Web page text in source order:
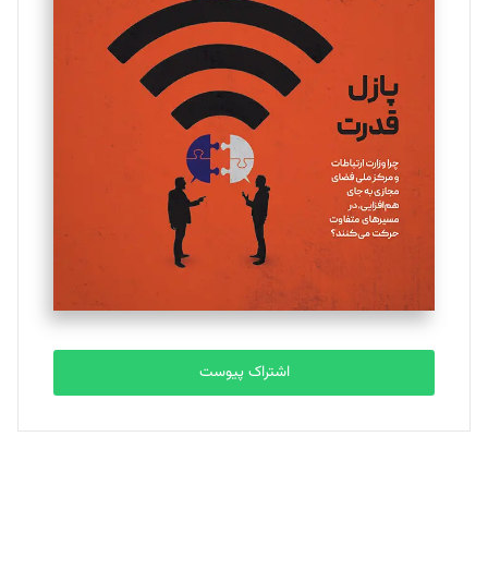
یسنا امان‌پور
تحریریه
ملینا جعفری
تحریریه
مصطفی مسجدی آرانی
تحریریه
بابک نقاش
تحریریه
اشتراک پیوست